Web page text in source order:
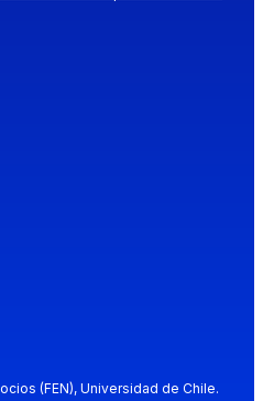
(FEN), Universidad de Chile.